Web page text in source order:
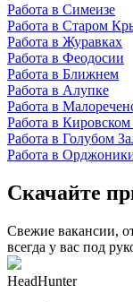
Работа в Симеизе
Работа в Старом
Работа в Журавках
Работа в Феодосии
Работа в Ближнем
Работа в Алупке
Работа в
Работа в
Работа в Голубом
Работа в
Скачайте
Свежие вакансии,
всегда у вас под
HeadHunter